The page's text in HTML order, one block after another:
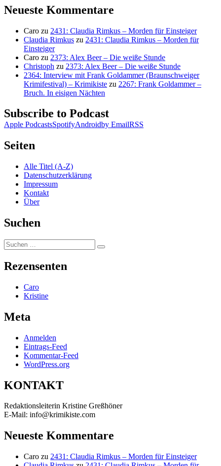
Neueste Kommentare
Caro zu 2431: Claudia Rimkus – Morden für Einsteiger
Claudia Rimkus zu 2431: Claudia Rimkus – Morden für
Einsteiger
Caro zu 2373: Alex Beer – Die weiße Stunde
Christoph zu 2373: Alex Beer – Die weiße Stunde
2364: Interview mit Frank Goldammer (Braunschweiger
Krimifestival) – Krimikiste zu 2267: Frank Goldammer –
Bruch. In eisigen Nächten
Subscribe to Podcast
Apple PodcastsSpotifyAndroidby EmailRSS
Seiten
Alle Titel (A-Z)
Datenschutzerklärung
Impressum
Kontakt
Über
Suchen
Suchen
nach:
Suchen
Rezensenten
Caro
Kristine
Meta
Anmelden
Eintrags-Feed
Kommentar-Feed
WordPress.org
KONTAKT
Redaktionsleiterin Kristine Greßhöner
E-Mail: info@krimikiste.com
Neueste Kommentare
Caro zu 2431: Claudia Rimkus – Morden für Einsteiger